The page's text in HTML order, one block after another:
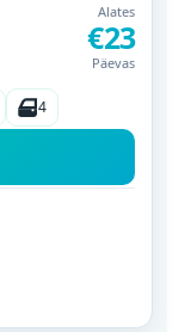
Alates
€23
Päevas
4